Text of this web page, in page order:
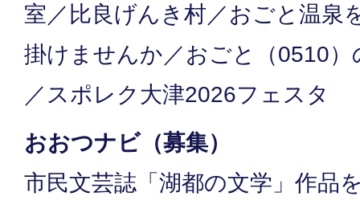
室／比良げんき村／おごと温泉
掛けませんか／おごと（0510
／スポレク大津2026フェスタ
おおつナビ（募集）
市民文芸誌「湖都の文学」作品